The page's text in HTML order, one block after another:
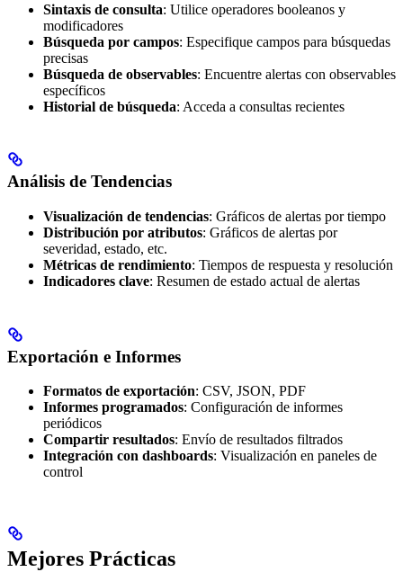
Sintaxis de consulta: Utilice operadores booleanos y
modificadores
Búsqueda por campos: Especifique campos para búsquedas
precisas
Búsqueda de observables: Encuentre alertas con observables
específicos
Historial de búsqueda: Acceda a consultas recientes
Análisis de Tendencias
Visualización de tendencias: Gráficos de alertas por tiempo
Distribución por atributos: Gráficos de alertas por
severidad, estado, etc.
Métricas de rendimiento: Tiempos de respuesta y resolución
Indicadores clave: Resumen de estado actual de alertas
Exportación e Informes
Formatos de exportación: CSV, JSON, PDF
Informes programados: Configuración de informes
periódicos
Compartir resultados: Envío de resultados filtrados
Integración con dashboards: Visualización en paneles de
control
Mejores Prácticas